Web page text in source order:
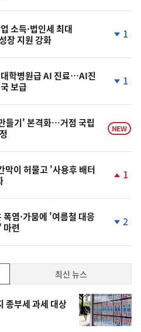
소득·법인세 최대
장 지원 강화
1
학병원급 AI 진료…AI진
보급
락
1
들기' 본격화…거점 국립
NEW
막이 허물고 '사용후 배터
1
염·가뭄에 '여름철 대응
마련
락
2
최신 뉴스
종부세 과세 대상